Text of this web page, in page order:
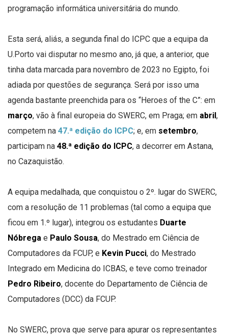
programação informática universitária do mundo.
Esta será, aliás, a segunda final do ICPC que a equipa da
U.Porto vai disputar no mesmo ano, já que, a anterior, que
tinha data marcada para novembro de 2023 no Egipto, foi
adiada por questões de segurança. Será por isso uma
agenda bastante preenchida para os “Heroes of the C”: em
março, vão à final europeia do SWERC, em Praga; em abril,
competem na 47.ª edição do ICPC; e, em setembro,
participam na 48.ª edição do ICPC, a decorrer em Astana,
no Cazaquistão.
A equipa medalhada, que conquistou o 2º. lugar do SWERC,
com a resolução de 11 problemas (tal como a equipa que
ficou em 1.º lugar), integrou os estudantes Duarte
Nóbrega e Paulo Sousa, do Mestrado em Ciência de
Computadores da FCUP, e Kevin Pucci, do Mestrado
Integrado em Medicina do ICBAS, e teve como treinador
Pedro Ribeiro, docente do Departamento de Ciência de
Computadores (DCC) da FCUP.
No SWERC, prova que serve para apurar os representantes